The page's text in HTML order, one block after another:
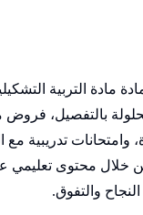
مادة التربية
محلولة بالتفصيل،
تدريبية مع
خلال محتوى تعليمي
والتفوق.